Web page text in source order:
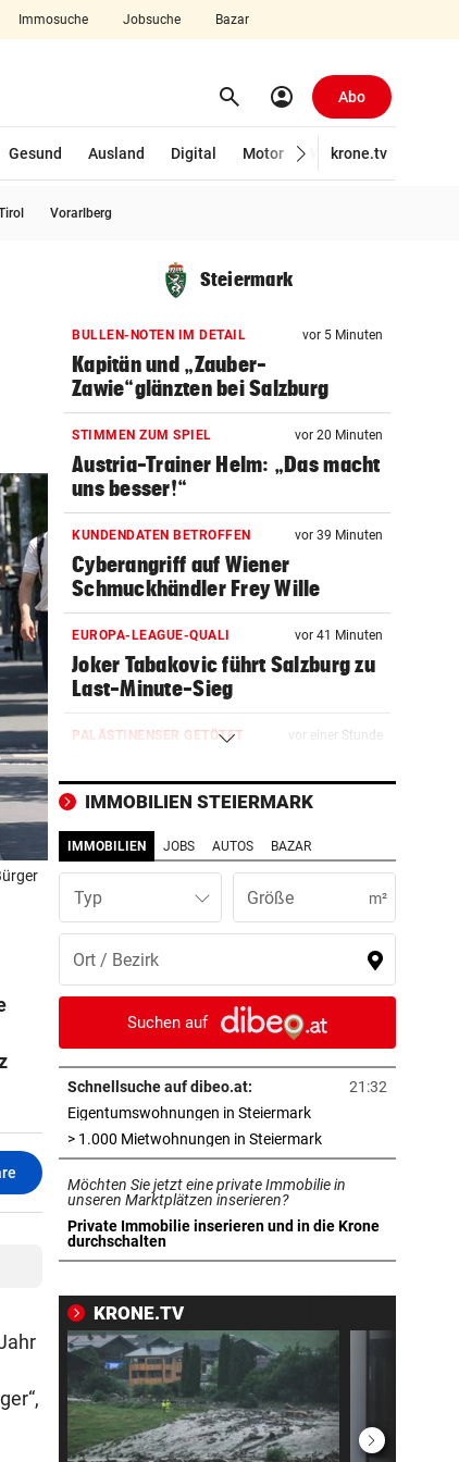
Immosuche Jobsuche Bazar
search Suchen
account_circle Abo
Gesund Ausland Digital Motor Wirtschaft
krone.tv
Vorarlberg
Steiermark
BULLEN-NOTEN IM DETAIL vor 5 Minuten
Kapitän und „Zauber-
Zawie“glänzten bei Salzburg
STIMMEN ZUM SPIEL vor 20 Minuten
Austria-Trainer Helm: „Das macht
uns besser!“
KUNDENDATEN BETROFFEN vor 39 Minuten
Cyberangriff auf Wiener
Schmuckhändler Frey Wille
EUROPA-LEAGUE-QUALI vor 41 Minuten
Joker Tabakovic führt Salzburg zu
Last-Minute-Sieg
PALÄSTINENSER GETÖTET vor einer Stunde
Gaza-Krieg
STIMMEN ZUM SPIEL
Sportboss Katzer: „Fahren
superhappy nach Hause“
ORKAN, KEIN STROM & CO vor einer Stunde
Skurrilitäten in der Red Bull Arena
häufen sich
vor 2 Stunden
Knoll bei EM Achter vom Turm ++
Lotfi auf Rang 12!
SCHON NÄCHSTE SAISON vor 2 Stunden
F1-Boss verrät: Es wird mehr
Sprintrennen geben
FREISPRÜCHE REGEN AUF vor 2 Stunden
Katzentöter-Anwalt: „Nie so viel
TRUMP DROHT: vor 2 Stunden
Lange Haftstrafen für Berichte
über Waffenengpässe
CONFERENCE LEAGUE vor 2 Stunden
IMMOBILIEN STEIERMARK
IMMOBILIEN JOBS AUTOS BAZAR
Typ m²
Suchen auf
Schnellsuche auf dibeo.at:
21:32
Eigentumswohnungen in Steiermarkin neuem Tab öffnen
> 1.000 Mietwohnungen in Steiermarkin neuem Tab öffnen
Möchten Sie jetzt eine private Immobilie in
unseren Marktplätzen inserieren?
Private Immobilie inserieren und in die Krone
durchschalten
in neuem Tab öffnen
KRONE.TV